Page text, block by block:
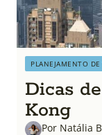
PLANEJAMENTO DE
Dicas
Kong
Por Natália